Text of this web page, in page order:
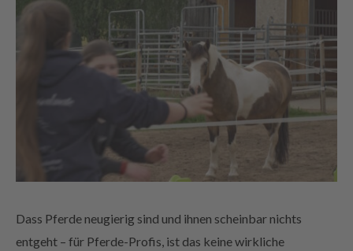
Dass Pferde neugierig sind und ihnen scheinbar nichts
entgeht – für Pferde-Profis, ist das keine wirkliche